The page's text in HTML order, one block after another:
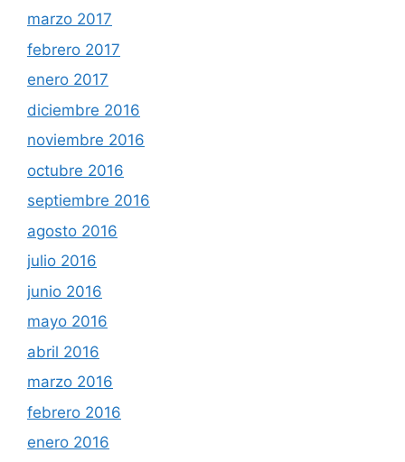
marzo 2017
febrero 2017
enero 2017
diciembre 2016
noviembre 2016
octubre 2016
septiembre 2016
agosto 2016
julio 2016
junio 2016
mayo 2016
abril 2016
marzo 2016
febrero 2016
enero 2016